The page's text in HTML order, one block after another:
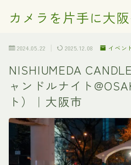
カメラを片手に大
2024.05.22 2025.12.08 イベント
NISHIUMEDA
ャンドルナイト
ト）｜大阪市